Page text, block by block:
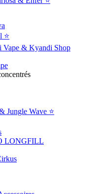
⭐️
Vape & Kyandi Shop
Jungle Wave ⭐️
LONGFILL